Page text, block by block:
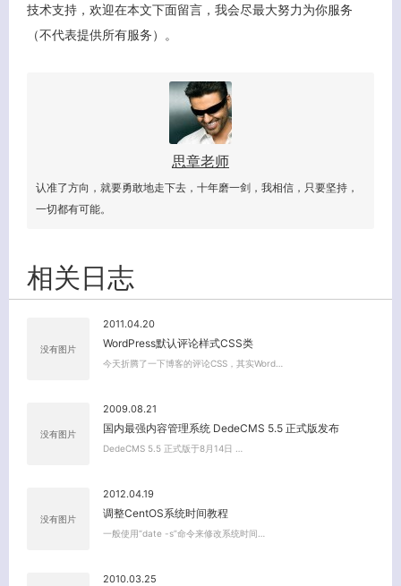
技术支持，欢迎在本文下面留言，我会尽最大努力为你服务
（不代表提供所有服务）。
思章老师
认准了方向，就要勇敢地走下去，十年磨一剑，我相信，只要坚持，
一切都有可能。
相关日志
没有图片
2011.04.20
WordPress默认评论样式CSS类
今天折腾了一下博客的评论CSS，其实Word…
没有图片
2009.08.21
国内最强内容管理系统 DedeCMS 5.5 正式版发布
DedeCMS 5.5 正式版于8月14日 …
没有图片
2012.04.19
调整CentOS系统时间教程
一般使用“date -s”命令来修改系统时间…
2010.03.25